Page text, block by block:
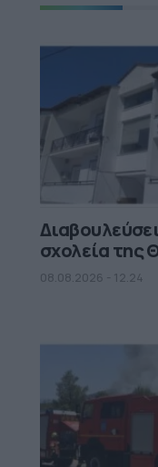
σχολεία της
08.08.2026 - 12.24